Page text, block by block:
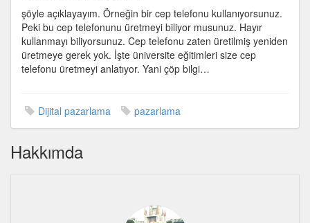
şöyle açıklayayım. Örneğin bir cep telefonu kullanıyorsunuz.
Peki bu cep telefonunu üretmeyi biliyor musunuz. Hayır
kullanmayı biliyorsunuz. Cep telefonu zaten üretilmiş yeniden
üretmeye gerek yok. İşte üniversite eğitimleri size cep
telefonu üretmeyi anlatıyor. Yani çöp bilgi…
Dijital pazarlama pazarlama
Hakkımda